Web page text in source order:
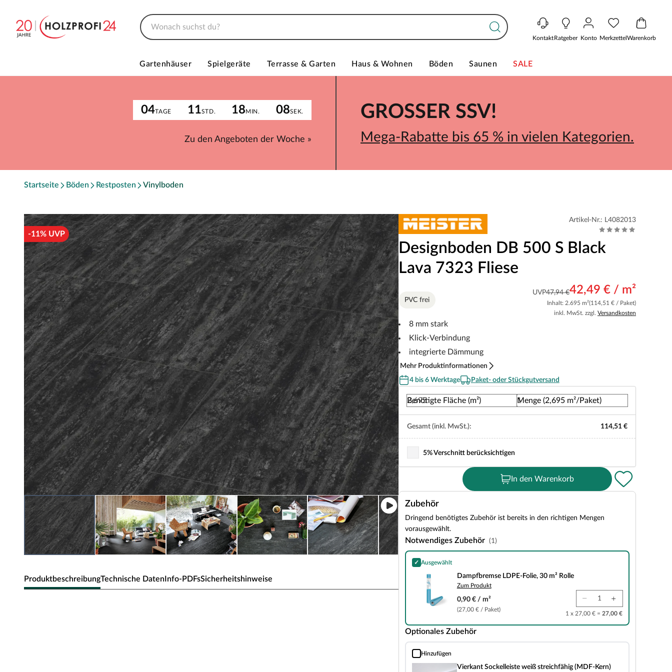
KontaktRatgeber Konto MerkzettelWarenkorb
Gartenhäuser Spielgeräte Terrasse & Garten Haus & Wohnen Böden Saunen SALE
04TAGE 11STD. 18MIN. 08SEK.
Zu den Angeboten der Woche »
GROSSER SSV!
Mega-Rabatte bis 65 % in vielen Kategorien.
Startseite Böden Restposten Vinylboden
-11% UVP
ProduktbeschreibungTechnische DatenInfo-PDFsSicherheitshinweise
Artikel-Nr.: L4082013
Designboden DB 500 S Black
Lava 7323 Fliese
UVP47,94 €42,49 € / m²
Inhalt: 2.695 m²(114,51 € / Paket)
inkl. MwSt. zzgl. Versandkosten
PVC frei
8 mm stark
Klick-Verbindung
integrierte Dämmung
Mehr Produktinformationen
4 bis 6 Werktage
Paket- oder Stückgutversand
Benötigte Fläche (m²) Menge (2,695 m²/Paket)
Gesamt (inkl. MwSt.): 114,51 €
5% Verschnitt berücksichtigen
In den Warenkorb
Zubehör
Dringend benötigtes Zubehör ist bereits in den richtigen Mengen
vorausgewählt.
Notwendiges Zubehör (1)
✓ Ausgewählt
Dampfbremse LDPE-Folie, 30 m² Rolle
Dampfbremse LDPE-Folie, 30 m² Rolle
Zum Produkt
0,90 € / m²
(27,00 € / Paket)
1 x 27,00 € = 27,00 €
Optionales Zubehör
Hinzufügen
Vierkant Sockelleiste weiß streichfähig (MDF-Kern)
Vierkant Sockelleiste weiß streichfähig (MDF-Kern)